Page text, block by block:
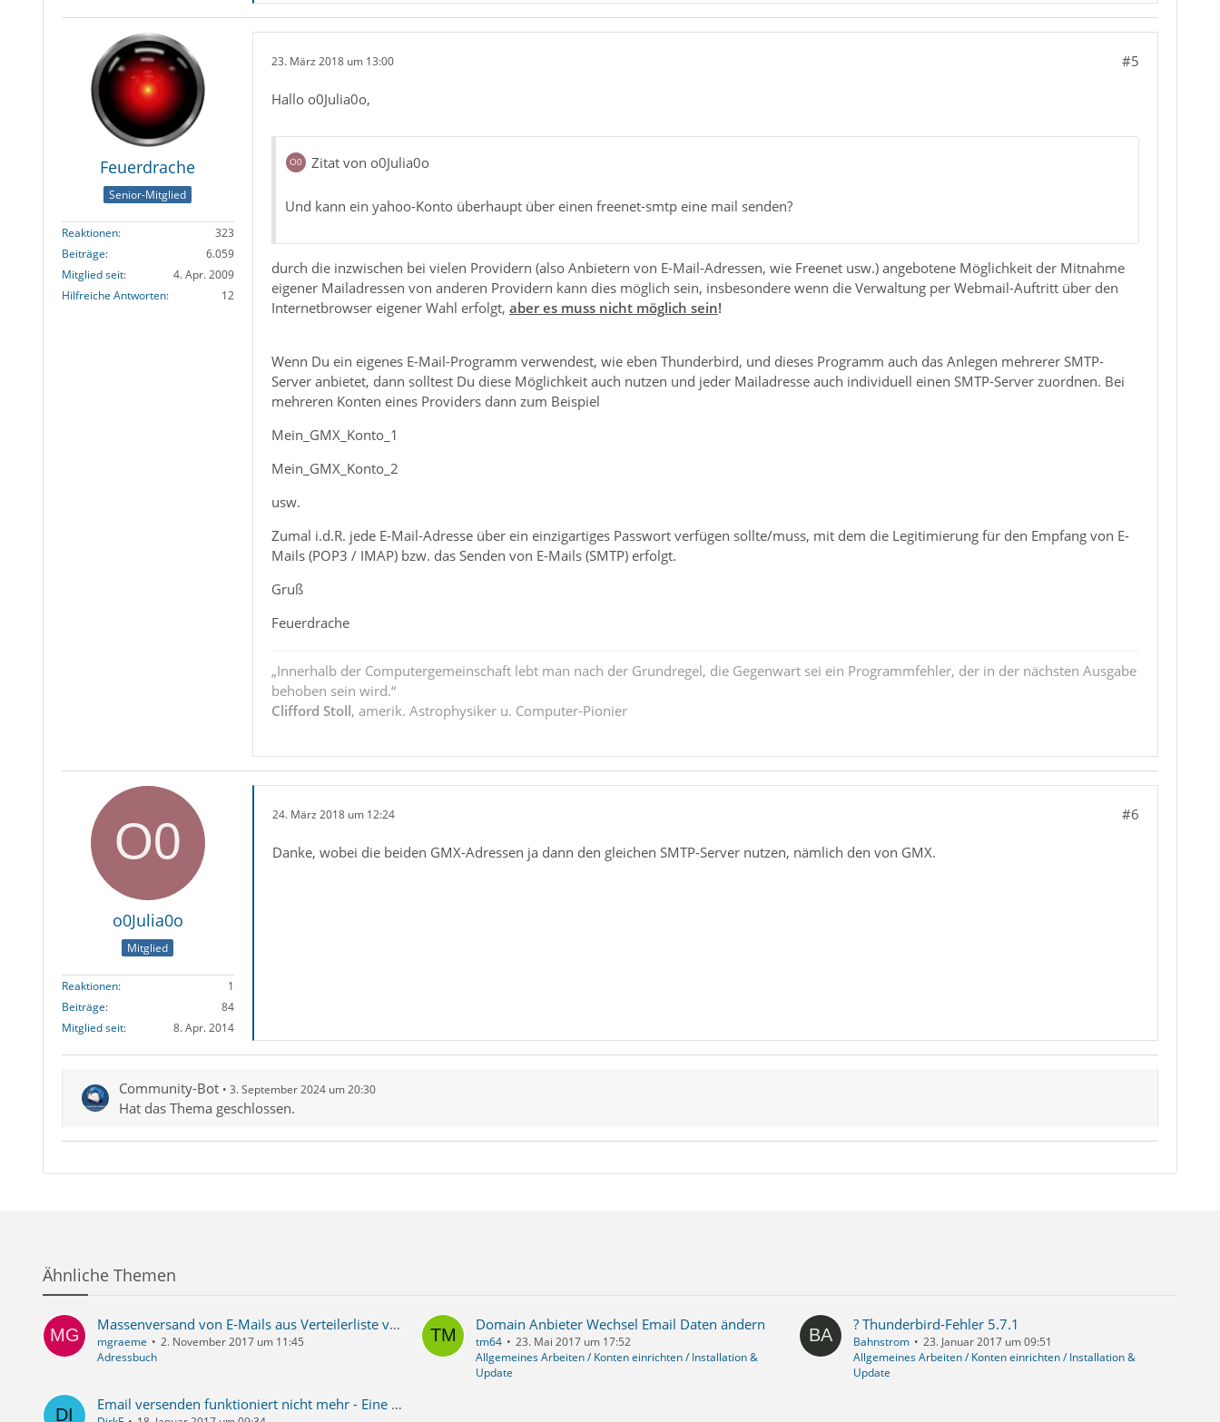
Feuerdrache
Senior-Mitglied
Reaktionen
323
Beiträge
6.059
Mitglied seit
4. Apr. 2009
Hilfreiche Antworten
12
23. März 2018 um 13:00 #5
Hallo o0Julia0o,
Zitat von o0Julia0o
Und kann ein yahoo-Konto überhaupt über einen freenet-smtp eine mail senden?
durch die inzwischen bei vielen Providern (also Anbietern von E-Mail-Adressen, wie Freenet usw.) angebotene Möglichkeit der Mitnahme
eigener Mailadressen von anderen Providern kann dies möglich sein, insbesondere wenn die Verwaltung per Webmail-Auftritt über den
Internetbrowser eigener Wahl erfolgt, aber es muss nicht möglich sein!
Wenn Du ein eigenes E-Mail-Programm verwendest, wie eben Thunderbird, und dieses Programm auch das Anlegen mehrerer SMTP-
Server anbietet, dann solltest Du diese Möglichkeit auch nutzen und jeder Mailadresse auch individuell einen SMTP-Server zuordnen. Bei
mehreren Konten eines Providers dann zum Beispiel
Mein_GMX_Konto_1
Mein_GMX_Konto_2
usw.
Zumal i.d.R. jede E-Mail-Adresse über ein einzigartiges Passwort verfügen sollte/muss, mit dem die Legitimierung für den Empfang von E-
Mails (POP3 / IMAP) bzw. das Senden von E-Mails (SMTP) erfolgt.
Gruß
Feuerdrache
„Innerhalb der Computergemeinschaft lebt man nach der Grundregel, die Gegenwart sei ein Programmfehler, der in der nächsten Ausgabe
behoben sein wird.“
Clifford Stoll, amerik. Astrophysiker u. Computer-Pionier
o0Julia0o
Mitglied
Reaktionen
1
Beiträge
84
Mitglied seit
8. Apr. 2014
24. März 2018 um 12:24 #6
Danke, wobei die beiden GMX-Adressen ja dann den gleichen SMTP-Server nutzen, nämlich den von GMX.
Community-Bot 3. September 2024 um 20:30
Hat das Thema geschlossen.
Ähnliche Themen
Massenversand von E-Mails aus Verteilerliste vom Provider nicht akzeptiert
mgraeme
2. November 2017 um 11:45
Adressbuch
Domain Anbieter Wechsel Email Daten ändern
tm64
23. Mai 2017 um 17:52
Allgemeines Arbeiten / Konten einrichten / Installation &
Update
? Thunderbird-Fehler 5.7.1
Bahnstrom
23. Januar 2017 um 09:51
Allgemeines Arbeiten / Konten einrichten / Installation &
Update
Email versenden funktioniert nicht mehr - Eine Warnmeldung wird angezeigt